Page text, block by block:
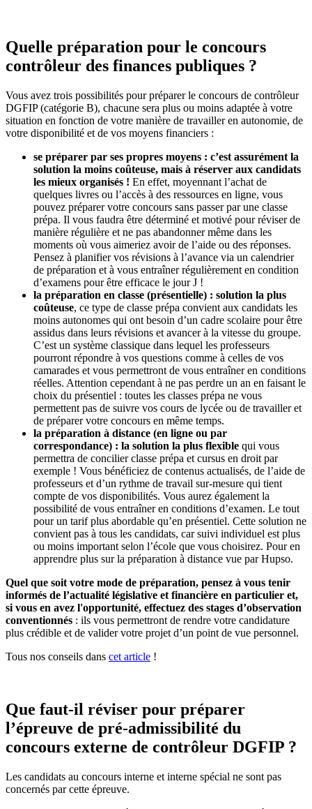
Quelle préparation pour le concours
contrôleur des finances publiques ?
Vous avez trois possibilités pour préparer le concours de contrôleur
DGFIP (catégorie B), chacune sera plus ou moins adaptée à votre
situation en fonction de votre manière de travailler en autonomie, de
votre disponibilité et de vos moyens financiers :
se préparer par ses propres moyens : c’est assurément la
solution la moins coûteuse, mais à réserver aux candidats
les mieux organisés ! En effet, moyennant l’achat de
quelques livres ou l’accès à des ressources en ligne, vous
pouvez préparer votre concours sans passer par une classe
prépa. Il vous faudra être déterminé et motivé pour réviser de
manière régulière et ne pas abandonner même dans les
moments où vous aimeriez avoir de l’aide ou des réponses.
Pensez à planifier vos révisions à l’avance via un calendrier
de préparation et à vous entraîner régulièrement en condition
d’examens pour être efficace le jour J !
la préparation en classe (présentielle) : solution la plus
coûteuse, ce type de classe prépa convient aux candidats les
moins autonomes qui ont besoin d’un cadre scolaire pour être
assidus dans leurs révisions et avancer à la vitesse du groupe.
C’est un système classique dans lequel les professeurs
pourront répondre à vos questions comme à celles de vos
camarades et vous permettront de vous entraîner en conditions
réelles. Attention cependant à ne pas perdre un an en faisant le
choix du présentiel : toutes les classes prépa ne vous
permettent pas de suivre vos cours de lycée ou de travailler et
de préparer votre concours en même temps.
la préparation à distance (en ligne ou par
correspondance) : la solution la plus flexible qui vous
permettra de concilier classe prépa et cursus en droit par
exemple ! Vous bénéficiez de contenus actualisés, de l’aide de
professeurs et d’un rythme de travail sur-mesure qui tient
compte de vos disponibilités. Vous aurez également la
possibilité de vous entraîner en conditions d’examen. Le tout
pour un tarif plus abordable qu’en présentiel. Cette solution ne
convient pas à tous les candidats, car suivi individuel est plus
ou moins important selon l’école que vous choisirez. Pour en
apprendre plus sur la préparation à distance vue par Hupso.
Quel que soit votre mode de préparation, pensez à vous tenir
informés de l’actualité législative et financière en particulier et,
si vous en avez l'opportunité, effectuez des stages d’observation
conventionnés : ils vous permettront de rendre votre candidature
plus crédible et de valider votre projet d’un point de vue personnel.
Tous nos conseils dans cet article !
Que faut-il réviser pour préparer
l’épreuve de pré-admissibilité du
concours externe de contrôleur DGFIP ?
Les candidats au concours interne et interne spécial ne sont pas
concernés par cette épreuve.